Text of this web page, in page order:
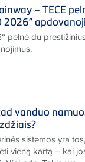
– TECE
2026“
pelnė du
vanduo
sistemos yra
vieną kartą – kai